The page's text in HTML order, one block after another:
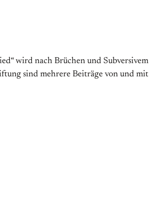
wird nach Brüchen und Subversivem
sind mehrere Beiträge von und mit